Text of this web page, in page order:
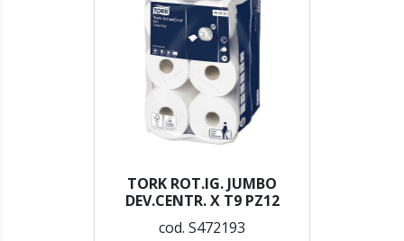
TORK ROT.IG. JUMBO
DEV.CENTR. X T9 PZ12
cod. S472193